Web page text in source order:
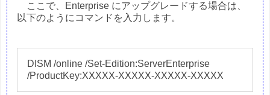
ここで、Enterprise にアップグレードする場合は、
以下のようにコマンドを入力します。
DISM /online /Set-Edition:ServerEnterprise
/ProductKey:XXXXX-XXXXX-XXXXX-XXXXX